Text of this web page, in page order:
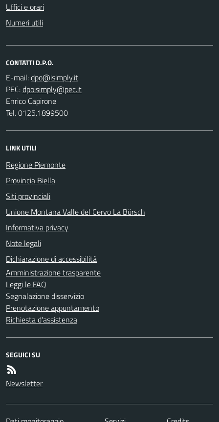
Uffici e orari
Numeri utili
CONTATTI D.P.O.
E-mail:
PEC:
Enrico Capirone
Tel. 0125.1899500
LINK UTILI
Regione Piemonte
Provincia Biella
Siti provinciali
Unione Montana Valle del Cervo La Bürsch
Informativa privacy
Note legali
Dichiarazione di accessibilità
Amministrazione trasparente
Leggi le FAQ
Segnalazione disservizio
Prenotazione appuntamento
Richiesta d'assistenza
SEGUICI SU
Newsletter